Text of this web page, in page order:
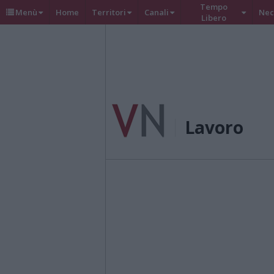
Menù Home Territori Canali
Tempo
Libero
Lavoro